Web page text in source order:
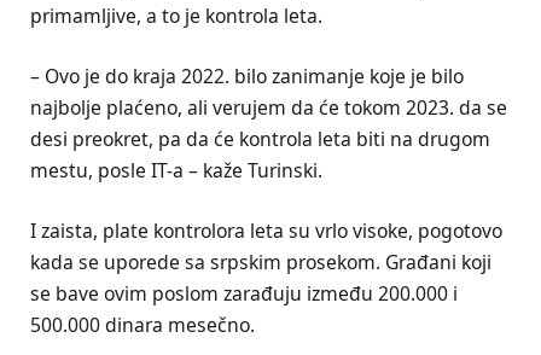
primamljive, a to je kontrola leta.
– Ovo je do kraja 2022. bilo zanimanje koje je bilo
najbolje plaćeno, ali verujem da će tokom 2023. da se
desi preokret, pa da će kontrola leta biti na drugom
mestu, posle IT-a – kaže Turinski.
I zaista, plate kontrolora leta su vrlo visoke, pogotovo
kada se uporede sa srpskim prosekom. Građani koji
se bave ovim poslom zarađuju između 200.000 i
500.000 dinara mesečno.